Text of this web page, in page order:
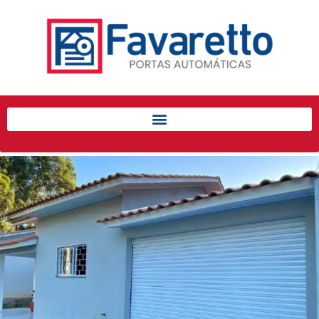
Início
Produtos
Porta de Enrolar Automática
Automatizadores
Acessórios Para Portas de
Enrolar
Pintura eletrostática
Portfólio
Contato